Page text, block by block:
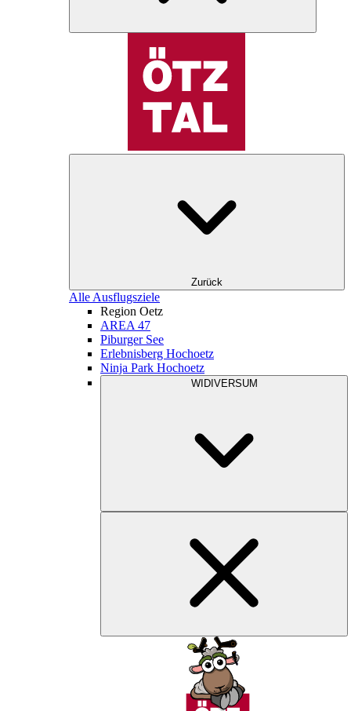
Zurück
Alle Ausflugsziele
Region Oetz
AREA 47
Piburger See
Erlebnisberg Hochoetz
Ninja Park Hochoetz
WIDIVERSUM